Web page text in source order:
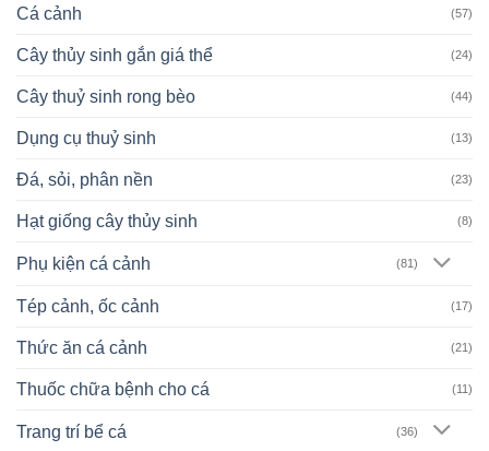
Cá cảnh (57)
Cây thủy sinh gắn giá thể (24)
Cây thuỷ sinh rong bèo (44)
Dụng cụ thuỷ sinh (13)
Đá, sỏi, phân nền (23)
Hạt giống cây thủy sinh (8)
Phụ kiện cá cảnh (81)
Tép cảnh, ốc cảnh (17)
Thức ăn cá cảnh (21)
Thuốc chữa bệnh cho cá (11)
Trang trí bể cá (36)